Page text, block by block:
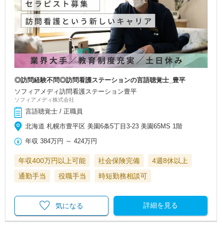
◎訪問経験不問◎訪問看護ステーションの言語聴覚士_豊平
ソフィアメディ訪問看護ステーション豊平
ソフィアメディ株式会社
言語聴覚士 / 正職員
北海道 札幌市豊平区 美園6条5丁目3-23 美園65MS 1階
年収 384万円 ～424万円
年収400万円以上可能 社会保険完備
4週8休以上
通勤手当
役職手当 時短勤務相談可
詳細を見る
気になる